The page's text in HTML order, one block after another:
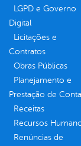
LGPD e Governo
Digital
Licitações e
Contratos
Obras Públicas
Planejamento e
Prestação de
Receitas
Recursos
Renúncias de